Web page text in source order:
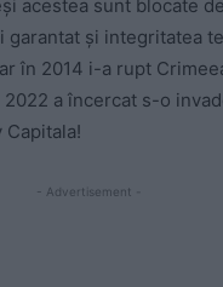
acestea sunt blocate
garantat și integritatea
în 2014 i-a rupt
a încercat s-o
- Advertisement -